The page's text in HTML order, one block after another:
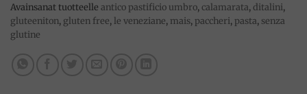
Avainsanat tuotteelle antico pastificio umbro, calamarata, ditalini,
gluteeniton, gluten free, le veneziane, mais, paccheri, pasta, senza
glutine